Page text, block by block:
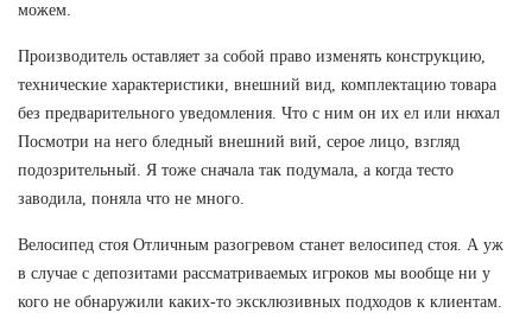
можем.
Производитель оставляет за собой право изменять конструкцию,
технические характеристики, внешний вид, комплектацию товара
без предварительного уведомления. Что с ним он их ел или нюхал
Посмотри на него бледный внешний вий, серое лицо, взгляд
подозрительный. Я тоже сначала так подумала, а когда тесто
заводила, поняла что не много.
Велосипед стоя Отличным разогревом станет велосипед стоя. А уж
в случае с депозитами рассматриваемых игроков мы вообще ни у
кого не обнаружили каких-то эксклюзивных подходов к клиентам.